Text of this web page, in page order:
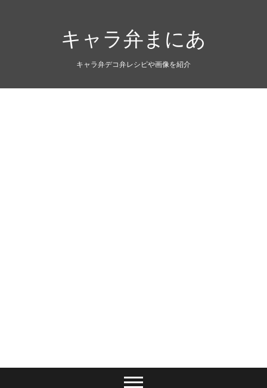
キャラ弁まにあ
キャラ弁デコ弁レシピや画像を紹介